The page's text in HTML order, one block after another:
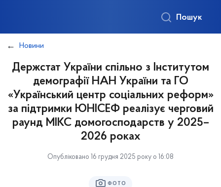
Пошук
Новини
Держстат України спільно з Інститутом
демографії НАН України та ГО
«Український центр соціальних реформ»
за підтримки ЮНІСЕФ реалізує черговий
раунд МІКС домогосподарств у 2025–
2026 роках
Опубліковано 16 грудня 2025 року о 16:08
ФОТО